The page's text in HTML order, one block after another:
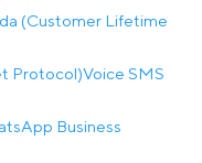
(Customer Lifetime
Protocol)Voice SMS
Business